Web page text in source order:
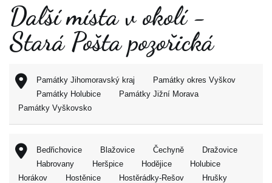
Další místa v okolí -
Stará Pošta pozořická
Památky Jihomoravský kraj
Památky okres Vyškov
Památky Holubice
Památky Jižní Morava
Památky Vyškovsko
Bedřichovice Blažovice Čechyně
Dražovice
Habrovany
Heršpice Hodějice
Holubice
Horákov
Hostěnice Hostěrádky-Rešov
Hrušky